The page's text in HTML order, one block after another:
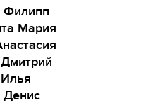
Филипп
Мария
Денис